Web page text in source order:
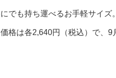
にでも持ち運べるお手軽サイ
価格は各2,640円（税込）で、